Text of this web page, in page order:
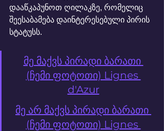
დააწკაპუნოთ ღილაკზე, რომელიც
შეესაბამება დაინტერესებული პირის
სტატუსს.
მე მაქვს პირადი ბარათი
(ჩემი ფოტოთი) Lignes
d'Azur
მე არ მაქვს პირადი ბარათი
(ჩემი ფოტოთი) Lignes